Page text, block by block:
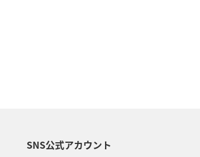
千葉県 プレミアムメンバー
SNS公式アカウント